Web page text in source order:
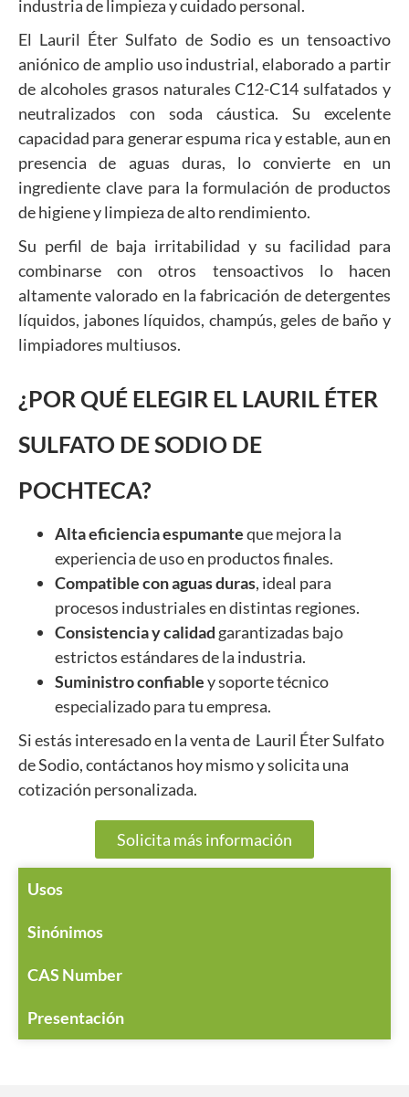
industria de limpieza y cuidado personal.
El Lauril Éter Sulfato de Sodio es un tensoactivo
aniónico de amplio uso industrial, elaborado a partir
de alcoholes grasos naturales C12-C14 sulfatados y
neutralizados con soda cáustica. Su excelente
capacidad para generar espuma rica y estable, aun en
presencia de aguas duras, lo convierte en un
ingrediente clave para la formulación de productos
de higiene y limpieza de alto rendimiento.
Su perfil de baja irritabilidad y su facilidad para
combinarse con otros tensoactivos lo hacen
altamente valorado en la fabricación de detergentes
líquidos, jabones líquidos, champús, geles de baño y
limpiadores multiusos.
¿POR QUÉ ELEGIR EL LAURIL ÉTER
SULFATO DE SODIO DE
POCHTECA?
Alta eficiencia espumanteque mejora la
experiencia de uso en productos finales.
Compatible con aguas duras, ideal para
procesos industriales en distintas regiones.
Consistencia y calidad garantizadas bajo
estrictos estándares de la industria.
Suministro confiabley soporte técnico
especializado para tu empresa.
Si estás interesado en la venta de Lauril Éter Sulfato
de Sodio, contáctanos hoy mismo y solicita una
cotización personalizada.
Solicita más información
Usos
Sinónimos
CAS Number
Presentación